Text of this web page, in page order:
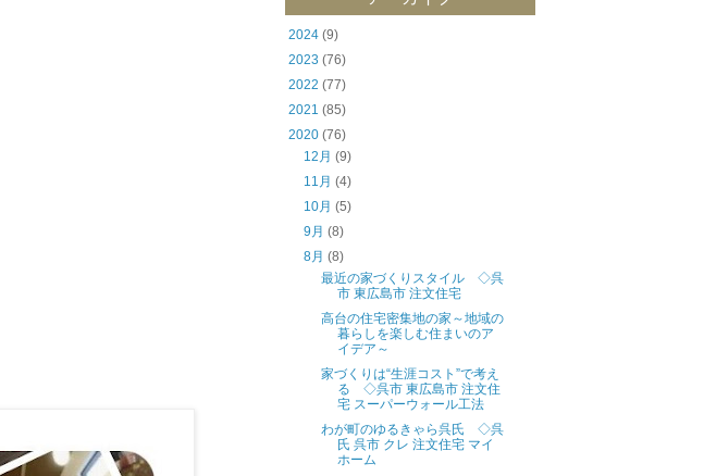
2024 (9)
2023 (76)
2022 (77)
2021 (85)
2020 (76)
12月 (9)
11月 (4)
10月 (5)
9月 (8)
8月 (8)
最近の家づくりスタイル ◇呉
市 東広島市 注文住宅
高台の住宅密集地の家～地域の
暮らしを楽しむ住まいのア
イデア～
家づくりは“生涯コスト”で考え
る ◇呉市 東広島市 注文住
宅 スーパーウォール工法
わが町のゆるきゃら呉氏 ◇呉
氏 呉市 クレ 注文住宅 マイ
ホーム